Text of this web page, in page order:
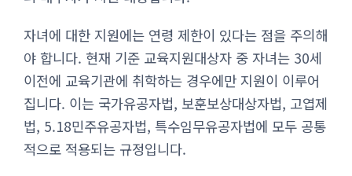
자녀에 대한 지원에는 연령 제한이 있다는 점을 주의해
야 합니다. 현재 기준 교육지원대상자 중 자녀는 30세
이전에 교육기관에 취학하는 경우에만 지원이 이루어
집니다. 이는 국가유공자법, 보훈보상대상자법, 고엽제
법, 5.18민주유공자법, 특수임무유공자법에 모두 공통
적으로 적용되는 규정입니다.